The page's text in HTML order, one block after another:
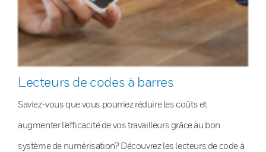
Lecteurs de codes à barres
Saviez-vous que vous pourriez réduire les coûts et
augmenter l’efficacité de vos travailleurs grâce au bon
système de numérisation? Découvrez les lecteurs de code à